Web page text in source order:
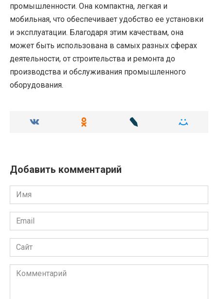
промышленности. Она компактна, легкая и
мобильная, что обеспечивает удобство ее установки
и эксплуатации. Благодаря этим качествам, она
может быть использована в самых разных сферах
деятельности, от строительства и ремонта до
производства и обслуживания промышленного
оборудования.
Добавить комментарий
Имя
Email
Сайт
Комментарий